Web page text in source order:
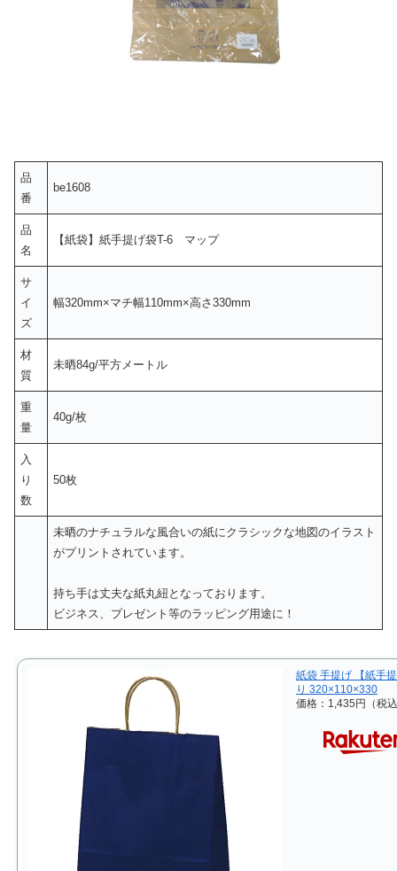
品
番
be1608
品
名
【紙袋】紙手提げ袋T-6 マップ
サ
イ
ズ
幅320mm×マチ幅110mm×高さ330mm
材
質
未晒84g/平方メートル
重
量
40g/枚
入
り
数
50枚
未晒のナチュラルな風合いの紙にクラシックな地図のイラスト
がプリントされています。
持ち手は丈夫な紙丸紐となっております。
ビジネス、プレゼント等のラッピング用途に！
紙袋 手提げ 【紙手
り 320×110×330
価格：1,435円（税